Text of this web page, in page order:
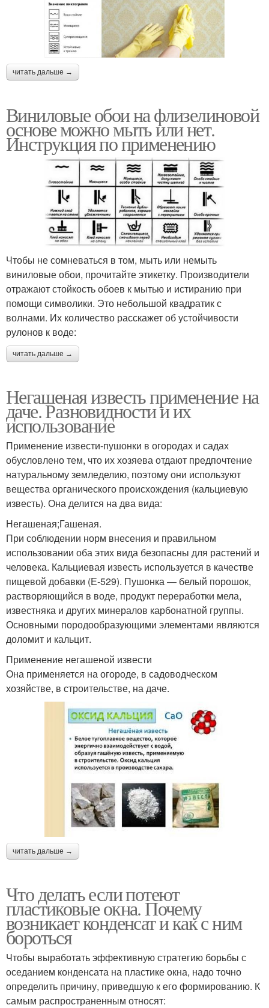
читать дальше →
Виниловые обои на флизелиновой
основе можно мыть или нет.
Инструкция по применению
Чтобы не сомневаться в том, мыть или немыть
виниловые обои, прочитайте этикетку. Производители
отражают стойкость обоев к мытью и истиранию при
помощи символики. Это небольшой квадратик с
волнами. Их количество расскажет об устойчивости
рулонов к воде:
читать дальше →
Негашеная известь применение на
даче. Разновидности и их
использование
Применение извести-пушонки в огородах и садах
обусловлено тем, что их хозяева отдают предпочтение
натуральному земледелию, поэтому они используют
вещества органического происхождения (кальциевую
известь). Она делится на два вида:
Негашеная;Гашеная.
При соблюдении норм внесения и правильном
использовании оба этих вида безопасны для растений и
человека. Кальциевая известь используется в качестве
пищевой добавки (Е-529). Пушонка — белый порошок,
растворяющийся в воде, продукт переработки мела,
известняка и других минералов карбонатной группы.
Основными породообразующими элементами являются
доломит и кальцит.
Применение негашеной извести
Она применяется на огороде, в садоводческом
хозяйстве, в строительстве, на даче.
читать дальше →
Что делать если потеют
пластиковые окна. Почему
возникает конденсат и как с ним
бороться
Чтобы выработать эффективную стратегию борьбы с
оседанием конденсата на пластике окна, надо точно
определить причину, приведшую к его формированию. К
самым распространенным относят: